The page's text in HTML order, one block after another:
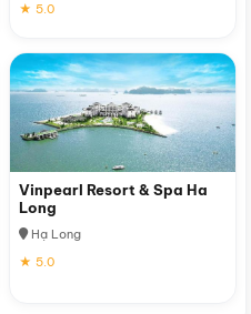
★ 5.0
Vinpearl Resort & Spa Ha
Long
Hạ Long
★ 5.0